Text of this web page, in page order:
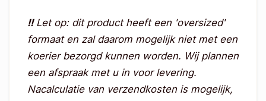
!!Let op: dit product heeft een 'oversized'
formaat en zal daarom mogelijk niet met een
koerier bezorgd kunnen worden. Wij plannen
een afspraak met u in voor levering.
Nacalculatie van verzendkosten is mogelijk,